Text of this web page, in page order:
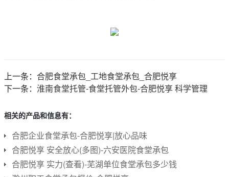
上一条： 合肥食堂承包_工地食堂承包_合肥悦享
下一条： 淮南食堂托管-食堂托管外包-合肥悦享 科学管理
相关的产品和信息有：
合肥企业食堂承包-合肥悦享|放心品味
合肥悦享 安全放心(多图)-六安医院食堂承包
合肥悦享 实力(查看)-芜湖单位食堂承包多少钱